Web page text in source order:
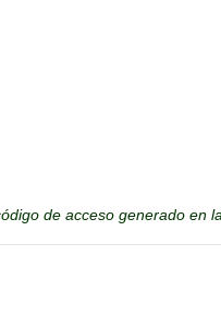
de acceso generado en la